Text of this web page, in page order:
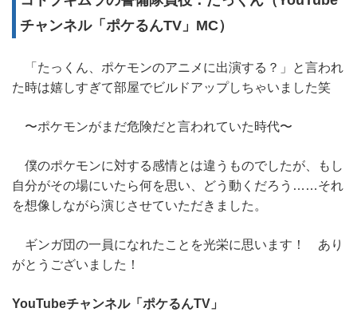
チャンネル「ポケるんTV」MC）
「たっくん、ポケモンのアニメに出演する？」と言われ
た時は嬉しすぎて部屋でビルドアップしちゃいました笑
〜ポケモンがまだ危険だと言われていた時代〜
僕のポケモンに対する感情とは違うものでしたが、もし
自分がその場にいたら何を思い、どう動くだろう……それ
を想像しながら演じさせていただきました。
ギンガ団の一員になれたことを光栄に思います！ あり
がとうございました！
YouTubeチャンネル「ポケるんTV」